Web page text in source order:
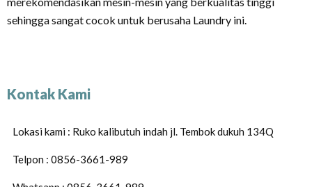
sehingga sangat cocok untuk berusaha Laundry ini.
Kontak Kami
Lokasi kami : Ruko kalibutuh indah jl. Tembok dukuh 134Q
Telpon : 0856-3661-989